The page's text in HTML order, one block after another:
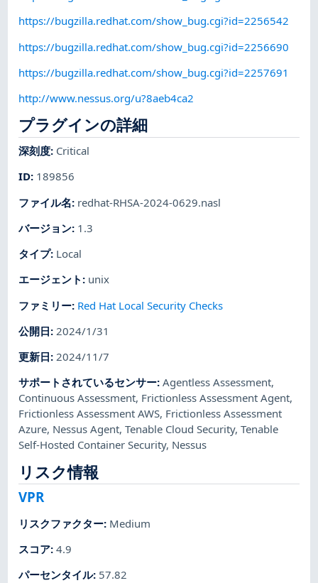
https://bugzilla.redhat.com/show_bug.cgi?id=2256542
https://bugzilla.redhat.com/show_bug.cgi?id=2256690
https://bugzilla.redhat.com/show_bug.cgi?id=2257691
http://www.nessus.org/u?8aeb4ca2
プラグインの詳細
深刻度: Critical
ID: 189856
ファイル名: redhat-RHSA-2024-0629.nasl
バージョン: 1.3
タイプ: Local
エージェント : unix
ファミリー: Red Hat Local Security Checks
公開日: 2024/1/31
更新日:2024/11/7
サポートされているセンサー:Agentless Assessment,
Continuous Assessment, Frictionless Assessment Agent,
Frictionless Assessment AWS, Frictionless Assessment
Azure, Nessus Agent,Tenable Cloud Security,Tenable
Self-Hosted Container Security, Nessus
リスク情報
VPR
リスクファクター: Medium
スコア:4.9
パーセンタイル: 57.82